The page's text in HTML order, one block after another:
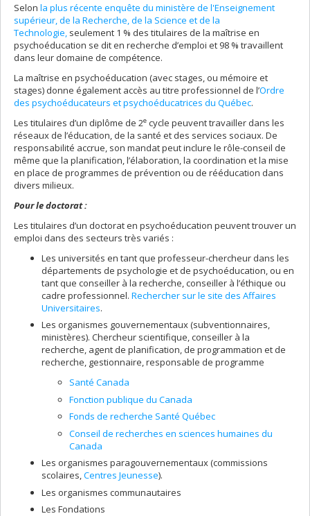
Selon la plus récente enquête du ministère de l'Enseignement
supérieur, de la Recherche, de la Science et de la
Technologie, seulement 1 % des titulaires de la maîtrise en
psychoéducation se dit en recherche d’emploi et 98 % travaillent
dans leur domaine de compétence.
La maîtrise en psychoéducation (avec stages, ou mémoire et
stages) donne également accès au titre professionnel de l’Ordre
des psychoéducateurs et psychoéducatrices du Québec.
Les titulaires d’un diplôme de 2e cycle peuvent travailler dans les
réseaux de l’éducation, de la santé et des services sociaux. De
responsabilité accrue, son mandat peut inclure le rôle-conseil de
même que la planification, l’élaboration, la coordination et la mise
en place de programmes de prévention ou de rééducation dans
divers milieux.
Pour le doctorat :
Les titulaires d’un doctorat en psychoéducation peuvent trouver un
emploi dans des secteurs très variés :
Les universités en tant que professeur-chercheur dans les
départements de psychologie et de psychoéducation, ou en
tant que conseiller à la recherche, conseiller à l’éthique ou
cadre professionnel. Rechercher sur le site des Affaires
Universitaires.
Les organismes gouvernementaux (subventionnaires,
ministères). Chercheur scientifique, conseiller à la
recherche, agent de planification, de programmation et de
recherche, gestionnaire, responsable de programme
Santé Canada
Fonction publique du Canada
Fonds de recherche Santé Québec
Conseil de recherches en sciences humaines du
Canada
Les organismes paragouvernementaux (commissions
scolaires,Centres Jeunesse).
Les organismes communautaires
Les Fondations